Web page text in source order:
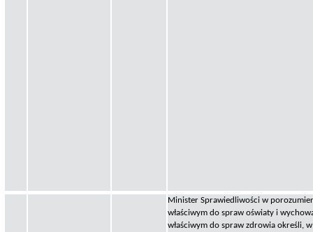
Minister Sprawiedliwości w
właściwym do spraw oświaty i
właściwym do spraw zdrowia określi,